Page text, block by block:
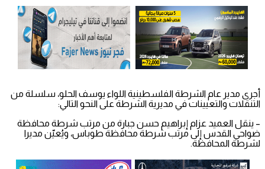
أجرى مدير عام الشرطة الفلسطينية اللواء يوسف الحلو، سلسلة من
التنقلات والتعيينات في مديرية الشرطة على النحو التالي:
– ينقل العميد عزام إبراهيم حسن جبارة من مرتب شرطة محافظة
ضواحي القدس إلى مرتب شرطة محافظة طوباس، ويُعيّن مديرا
لشرطة المحافظة.